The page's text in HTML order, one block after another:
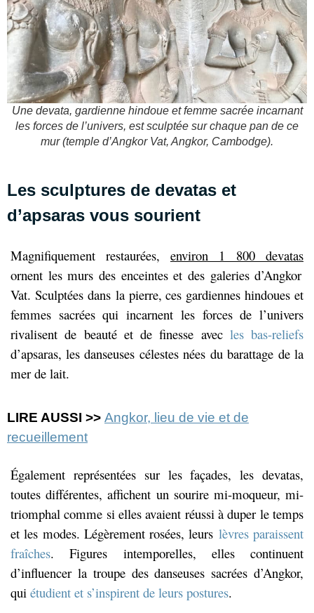
Une devata, gardienne hindoue et femme sacrée incarnant
les forces de l’univers, est sculptée sur chaque pan de ce
mur (temple d’Angkor Vat, Angkor, Cambodge).
Les sculptures de devatas et
d’apsaras vous sourient
Magnifiquement restaurées, environ 1 800 devatas
ornent les murs des enceintes et des galeries d’Angkor
Vat. Sculptées dans la pierre, ces gardiennes hindoues et
femmes sacrées qui incarnent les forces de l’univers
rivalisent de beauté et de finesse avec les bas-reliefs
d’apsaras, les danseuses célestes nées du barattage de la
mer de lait.
LIRE AUSSI >> Angkor, lieu de vie et de
recueillement
Également représentées sur les façades, les devatas,
toutes différentes, affichent un sourire mi-moqueur, mi-
triomphal comme si elles avaient réussi à duper le temps
et les modes. Légèrement rosées, leurs lèvres paraissent
fraîches. Figures intemporelles, elles continuent
d’influencer la troupe des danseuses sacrées d’Angkor,
qui étudient et s’inspirent de leurs postures.